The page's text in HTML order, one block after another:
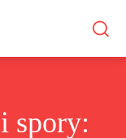
spory: